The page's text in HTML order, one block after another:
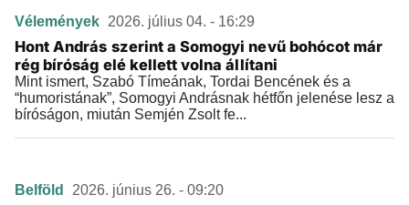
Vélemények 2026. július 04. - 16:29
Hont András szerint a Somogyi nevű bohócot már
rég bíróság elé kellett volna állítani
Mint ismert, Szabó Tímeának, Tordai Bencének és a
“humoristának”, Somogyi Andrásnak hétfőn jelenése lesz a
bíróságon, miután Semjén Zsolt fe...
Belföld 2026. június 26. - 09:20